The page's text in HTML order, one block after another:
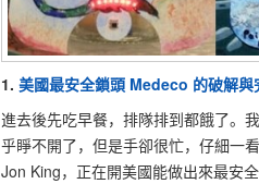
1. 美國最安全鎖頭 Medeco 的破解與
進去後先吃早餐，排隊排到都餓了。
乎睜不開了，但是手卻很忙，仔細一
Jon King，正在開美國能做出來最安全